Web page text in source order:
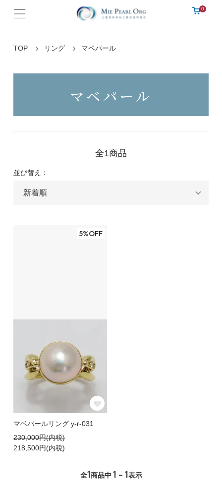
0
TOP リング マベパール
マベパール
全1商品
並び替え：
5%OFF
マベパールリング y-r-031
230,000円(内税)
218,500円(内税)
全1商品中 1 - 1表示